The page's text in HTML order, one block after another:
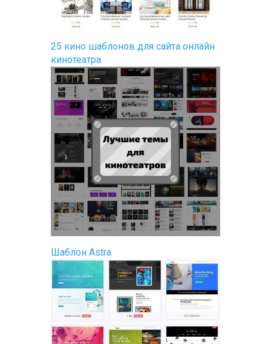
25 кино шаблонов для сайта онлайн
кинотеатра
Шаблон Astra